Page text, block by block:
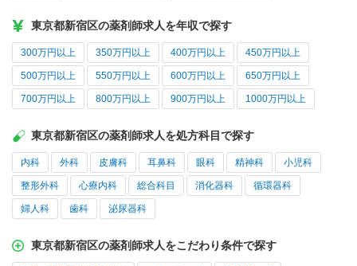
東京都新宿区の薬剤師求人を年収で探す
300万円以上 350万円以上 400万円以上 450万円以上
500万円以上 550万円以上 600万円以上 650万円以上
700万円以上 800万円以上 900万円以上 1000万円以上
東京都新宿区の薬剤師求人を処方科目で探す
内科 外科 皮膚科 耳鼻科 眼科 精神科 小児科
整形外科 心療内科 総合科目 消化器科 循環器科
婦人科 歯科 泌尿器科
東京都新宿区の薬剤師求人をこだわり条件で探す